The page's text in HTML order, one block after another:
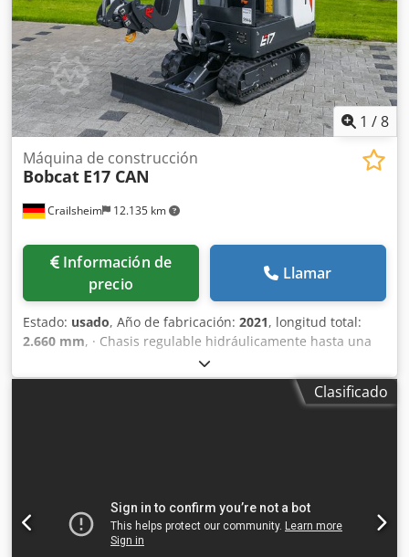
a errores y a la venta previa.
1 /8
Crailsheim 12.135 km
Máquina de construcción
Bobcat E17 CAN
Información de
precio
Llamar
Estado: usado, Año de fabricación: 2021, longitud total:
2.660 mm, · Chasis regulable hidráulicamente hasta una
anchura de 98 cm retraído y extendido hasta 136 cm. · El
E17 tiene un radio de giro de cola reducido · Peso
operativo 1711 kg · Profundidad de excavación 2,2 m ·
y el brazo del balancín completamente apretado 1526,00
mm · Altura máxima de la hoja topadora 220,00 mm ·
Profundidad máxima de la hoja topadora 204,00 mm ·
Clasificado